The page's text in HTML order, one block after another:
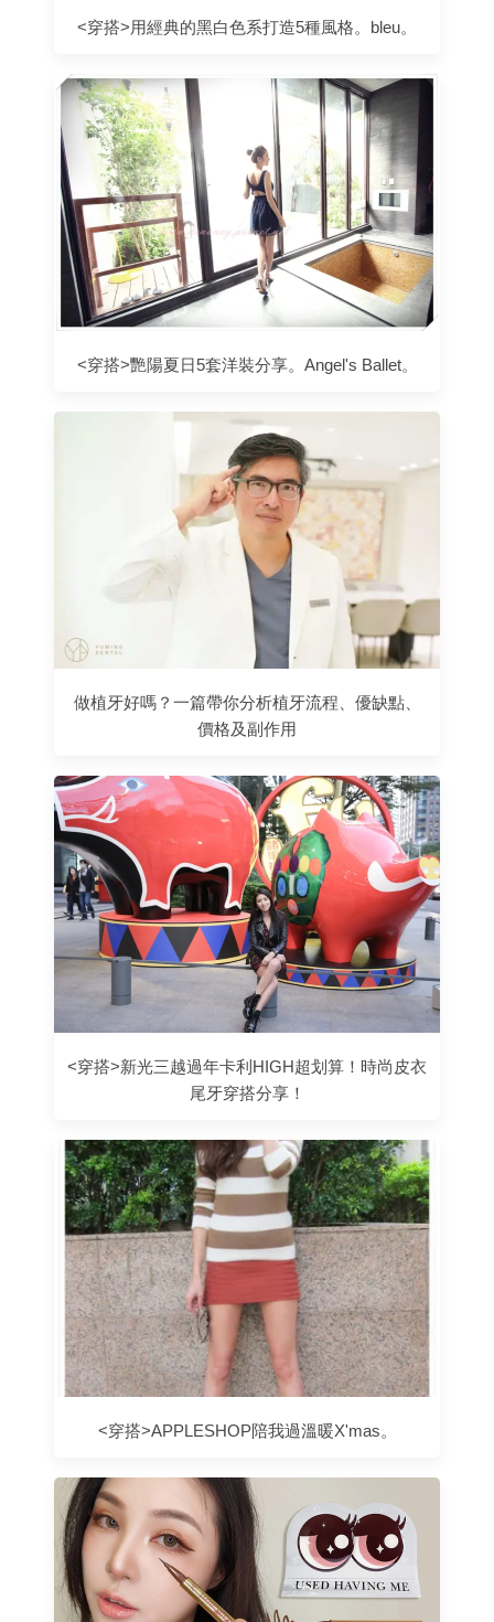
<穿搭>用經典的黑白色系打造5種風格。bleu。
<穿搭>艷陽夏日5套洋裝分享。Angel's Ballet。
做植牙好嗎？一篇帶你分析植牙流程、優缺點、
價格及副作用
<穿搭>新光三越過年卡利HIGH超划算！時尚皮衣
尾牙穿搭分享！
<穿搭>APPLESHOP陪我過溫暖X'mas。